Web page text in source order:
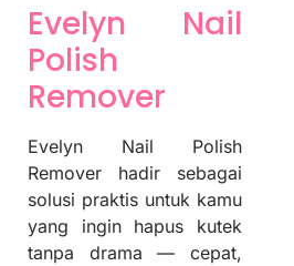
Evelyn Nail
Polish
Remover
Evelyn Nail Polish
Remover hadir sebagai
solusi praktis untuk kamu
yang ingin hapus kutek
tanpa drama — cepat,